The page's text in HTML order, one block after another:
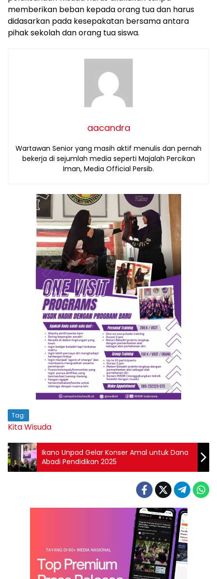
memberikan beban kepada orang tua dan harus
didasarkan pada kesepakatan bersama antara
pihak sekolah dan orang tua siswa.
aacandra
Wartawan Senior yang masih aktif menulis dan pernah
bekerja di sejumlah media seperti Majalah Percikan
Iman, Media Official Persib.
Tag:
Kita Wisuda
Ikano Unpad Gelar Konser Amal untuk Dana
Abadi Pendidikan 2025